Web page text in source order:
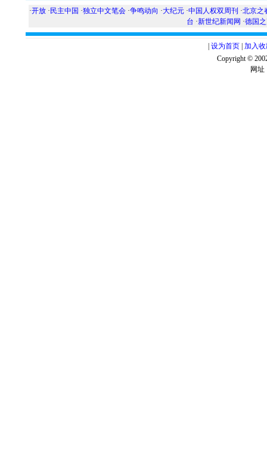
·开放 · 民主中国 ·独立中文笔会 ·争鸣动向 ·大纪元 ·中国人权双周刊 ·北京之
台 ·新世纪新闻网 ·德国
设为首页 加入
Copyright ©
网址